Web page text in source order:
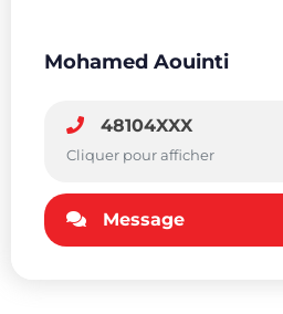
Mohamed Aouinti
48104XXX
Cliquer pour afficher
Message